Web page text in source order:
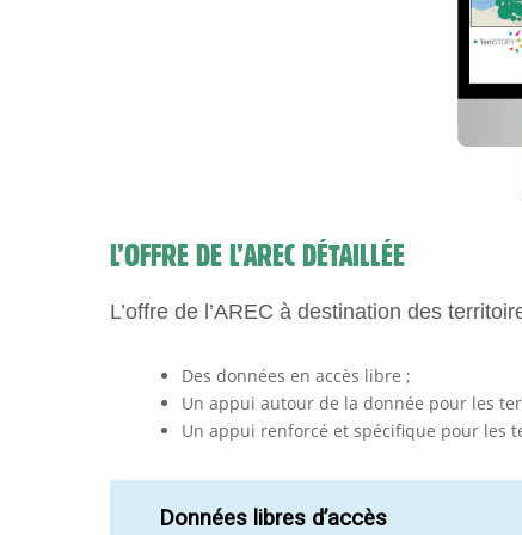
L’OFFRE DE L’AREC DÉTAILLÉE
L’offre de l’AREC à destination des
Des données en accès libre ;
Un appui autour de la donnée pour les
Un appui renforcé et spécifique pour les
Données libres d’accès